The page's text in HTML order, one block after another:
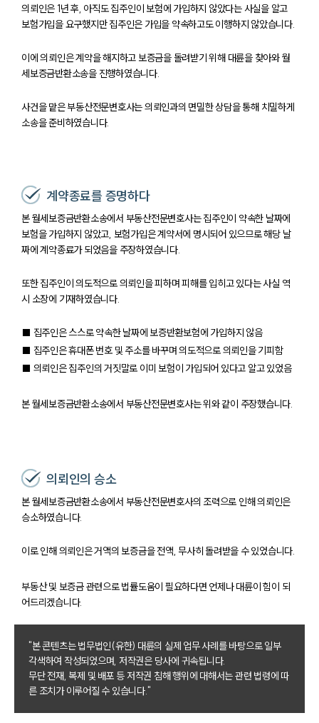
팀소개
대륜의 강점
고객의 소리
통합검색
AI대륜
업무사례
전체
구성원 소개
부동산전문변호사
소식/자료
의뢰인은 1년 후, 아직도 집주인이 보험에 가입하지 않았다는 사실을 알고
보험가입을 요구했지만 집주인은 가입을 약속하고도 이행하지 않았습니다.
이에 의뢰인은 계약을 해지하고 보증금을 돌려받기 위해 대륜을 찾아와 월
세보증금반환소송을 진행하였습니다.
사건을 맡은 부동산전문변호사는 의뢰인과의 면밀한 상담을 통해 치밀하게
소송을 준비하였습니다.
계약종료를 증명하다
본 월세보증금반환소송에서 부동산전문변호사는 집주인이 약속한 날짜에
보험을 가입하지 않았고, 보험가입은 계약서에 명시되어 있으므로 해당 날
짜에 계약종료가 되었음을 주장하였습니다.
또한 집주인이 의도적으로 의뢰인을 피하며 피해를 입히고 있다는 사실 역
시 소장에 기재하였습니다.
■ 집주인은 스스로 약속한 날짜에 보증반환보험에 가입하지 않음
■ 집주인은 휴대폰 번호 및 주소를 바꾸며 의도적으로 의뢰인을 기피함
■ 의뢰인은 집주인의 거짓말로 이미 보험이 가입되어 있다고 알고 있었음
본 월세보증금반환소송에서 부동산전문변호사는 위와 같이 주장했습니다.
의뢰인의 승소
본 월세보증금반환소송에서 부동산전문변호사의 조력으로 인해 의뢰인은
승소하였습니다.
이로 인해 의뢰인은 거액의 보증금을 전액, 무사히 돌려받을 수 있었습니다.
부동산 및 보증금 관련으로 법률도움이 필요하다면 언제나 대륜이 힘이 되
어드리겠습니다.
"본 콘텐츠는 법무법인(유한) 대륜의 실제 업무 사례를 바탕으로 일부
각색하여 작성되었으며, 저작권은 당사에 귀속됩니다.
무단 전재, 복제 및 배포 등 저작권 침해 행위에 대해서는 관련 법령에 따
른 조치가 이루어질 수 있습니다."